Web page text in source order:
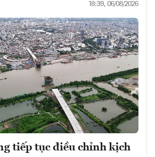
18:39, 06/08/2026
tiếp tục điều chỉnh kịch